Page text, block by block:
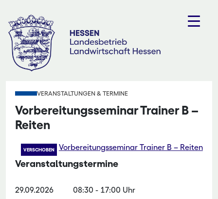
Inhalt
springen
VERANSTALTUNGEN & TERMINE
Vorbereitungsseminar Trainer B –
Reiten
VERSCHOBEN Vorbereitungsseminar Trainer B – Reiten
Veranstaltungstermine
29.09.2026 08:30- 17:00 Uhr